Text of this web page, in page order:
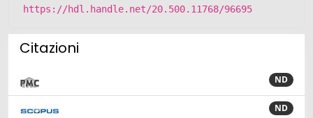
https://hdl.handle.net/20.500.11768/96695
Citazioni
ND
ND